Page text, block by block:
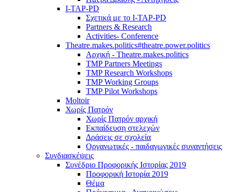
I-TAP-PD
Σχετικά με το I-TAP-PD
Partners & Research
Activities- Conference
Theatre.makes.politics#theatre.power.politics
Αρχική - Theatre.makes.politics
TMP Partners Meetings
TMP Research Workshops
TMP Working Groups
TMP Pilot Workshops
Moltoir
Χωρίς Πατρόν
Χωρίς Πατρόν αρχική
Εκπαίδευση στελεχών
Δράσεις σε σχολεία
Οργανωτικές - παιδαγωγικές συναντήσεις
Συνδιασκέψεις
Συνέδριο Προφορικής Ιστορίας 2019
Προφορική Ιστορία 2019
Θέμα